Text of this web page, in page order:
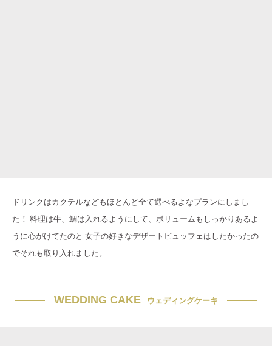
ドリンクはカクテルなどもほとんど全て選べるよなプランにしまし
た！ 料理は牛、鯛は入れるようにして、ボリュームもしっかりあるよ
うに心がけてたのと 女子の好きなデザートビュッフェはしたかったの
でそれも取り入れました。
WEDDING CAKE ウェディングケーキ